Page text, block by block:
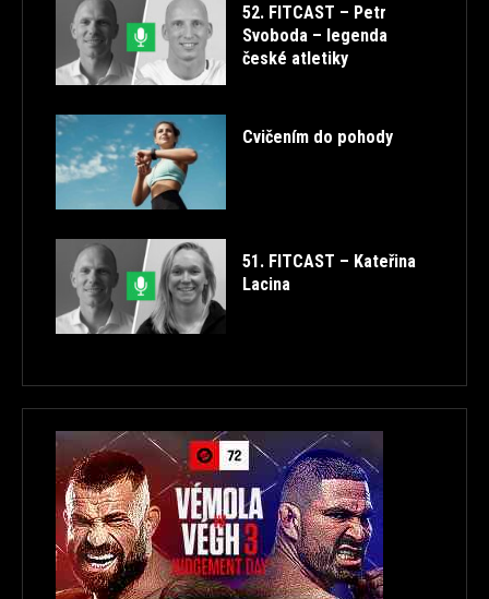
52. FITCAST – Petr
Svoboda – legenda
české atletiky
Cvičením do pohody
51. FITCAST – Kateřina
Lacina